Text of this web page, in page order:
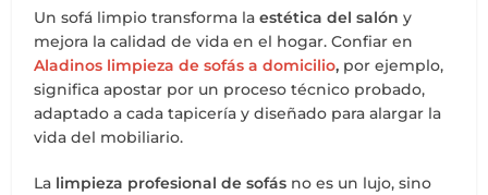
Un sofá limpio transforma laestética del salón y
mejora la calidad de vida en el hogar. Confiar en
Aladinos limpieza de sofás a domicilio, por ejemplo,
significa apostar por un proceso técnico probado,
adaptado a cada tapicería y diseñado para alargar la
vida del mobiliario.
La limpieza profesional de sofás no es un lujo, sino